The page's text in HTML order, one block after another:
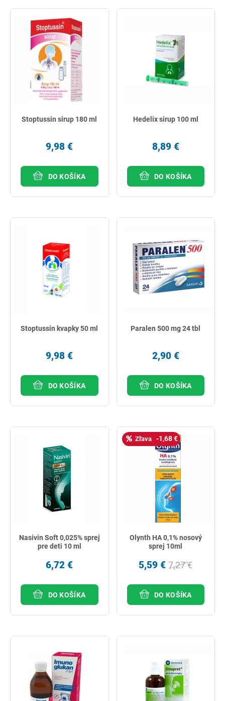
Stoptussin sirup 180 ml
9,98 €
DO KOŠÍKA
Hedelix sirup 100 ml
8,89 €
DO KOŠÍKA
Stoptussin kvapky 50 ml
9,98 €
DO KOŠÍKA
Paralen 500 mg 24 tbl
2,90 €
DO KOŠÍKA
Nasivin Soft 0,025% sprej
pre deti 10 ml
6,72 €
DO KOŠÍKA
Zľava -1,68 €
Olynth HA 0,1% nosový
sprej 10ml
5,59 €7,27 €
DO KOŠÍKA